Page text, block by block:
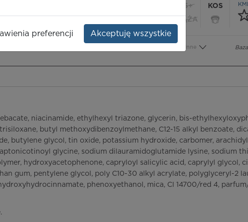
65+
CIĄŻA
KOS
KML
Inne
niacinamide, ethylhexyl triazone, glycerin, bis-
butyl methoxydibenzoylmethane, C12-15 alkyl benzoate,
butylene glycol, tin oxide, potassium hydroxide, carbomer,
glycine, sodium dilauramidoglutamide lysine, sodium
hydroxyacetophenone, capryloyl salicylic acid, caprylyl glycol,
gum, pentylene glycol, poly C10-30 alkyl acrylate, polyglyceryl-2
phenoxyethanol, mica, CI 14700/red 4,
preferencji Akceptuję wszystkie